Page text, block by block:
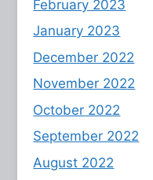
February 2023
January 2023
December 2022
November 2022
October 2022
September 2022
August 2022